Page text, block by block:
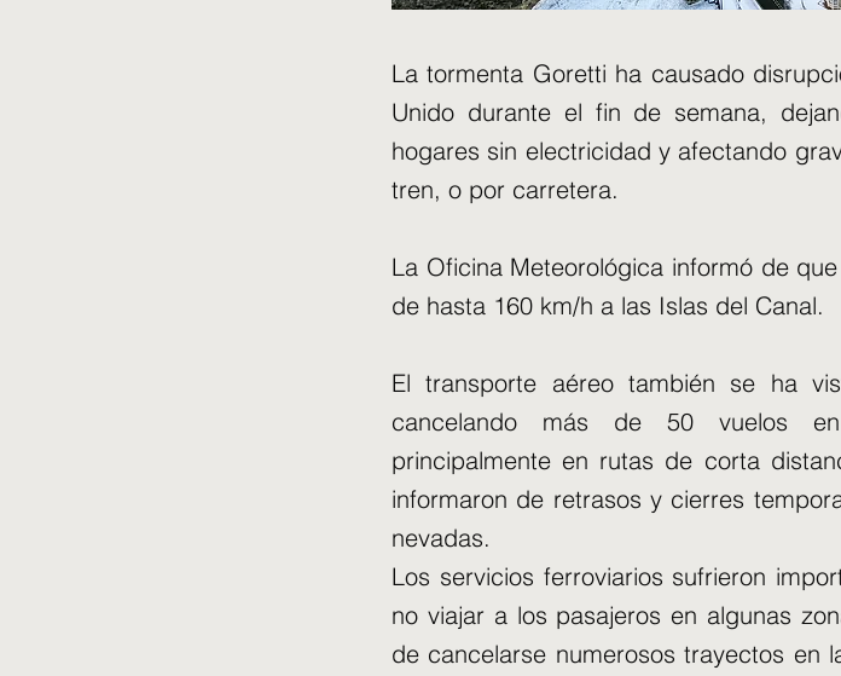
La tormenta Goretti ha causado
Unido durante el fin de semana,
hogares sin electricidad y afectando
tren, o por carretera.
La Oficina Meteorológica informó de
de hasta 160 km/h a las Islas del Canal.
El transporte aéreo también se ha
cancelando más de 50 vuelos
principalmente en rutas de corta
informaron de retrasos y cierres
nevadas.
Los servicios ferroviarios sufrieron
no viajar a los pasajeros en algunas
de cancelarse numerosos trayectos en